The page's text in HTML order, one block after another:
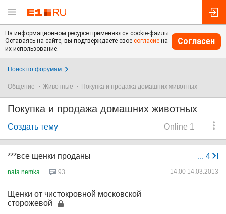
На информационном ресурсе применяются cookie-файлы.
Оставаясь на сайте, вы подтверждаете свое согласие на
их использование.
Согласен
Поиск по форумам
Общение Животные Покупка и продажа домашних животных
Покупка и продажа домашних животных
Online 1
Создать тему
... 4
***все щенки проданы
nata nemka 93 14:00 14.03.2013
Щенки от чистокровной московской
сторожевой